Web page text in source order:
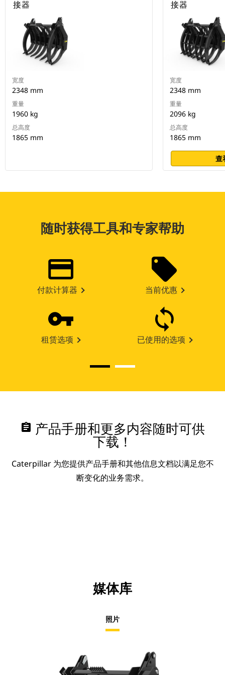
接器
宽度
2348 mm
重量
1960 kg
总高度
1865 mm
接器
宽度
2348 mm
重量
2096 kg
总高度
1865 mm
查
随时获得工具和专家帮助
付款计算器 当前优惠
租赁选项 已使用的选项
assignment 产品手册和更多内容随时可供
下载！
Caterpillar 为您提供产品手册和其他信息文档以满足您不
断变化的业务需求。
媒体库
照片